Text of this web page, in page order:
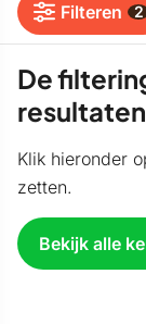
Filteren 2
De
Klik hieronder
zetten.
Bekijk alle